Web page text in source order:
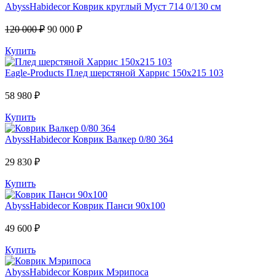
AbyssHabidecor Коврик круглый Муст 714 0/130 см
120 000 ₽ 90 000 ₽
Купить
Eagle-Products Плед шерстяной Харрис 150х215 103
58 980 ₽
Купить
AbyssHabidecor Коврик Валкер 0/80 364
29 830 ₽
Купить
AbyssHabidecor Коврик Панси 90х100
49 600 ₽
Купить
AbyssHabidecor Коврик Мэрипоса